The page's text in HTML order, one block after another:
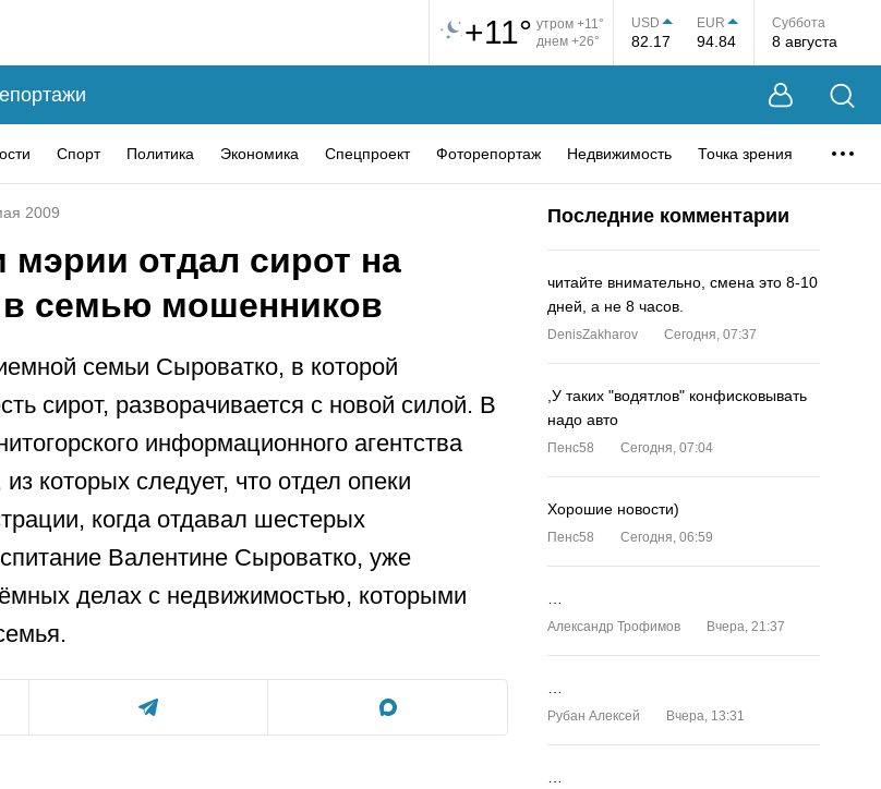
+11° утром +11°
днем +26°
USD
82.17
EUR
94.84
Суббота
8 августа
Спорт Политика Экономика Спецпроект Фоторепортаж Недвижимость Точка зрения
2009
мэрии отдал сирот на
в семью мошенников
семьи Сыроватко, в которой
сирот, разворачивается с новой силой. В
информационного агентства
которых следует, что отдел опеки
когда отдавал шестерых
Валентине Сыроватко, уже
делах с недвижимостью, которыми
Последние комментарии
читайте внимательно, смена это 8-10
дней, а не 8 часов.
DenisZakharov Сегодня, 07:37
,У таких "водятлов" конфисковывать
надо авто
Пенс58 Сегодня, 07:04
Хорошие новости)
Пенс58 Сегодня, 06:59
Александр Трофимов Вчера, 21:37
Рубан Алексей Вчера, 13:31